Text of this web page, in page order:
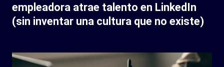
empleadora atrae talento en LinkedIn
(sin inventar una cultura que no existe)